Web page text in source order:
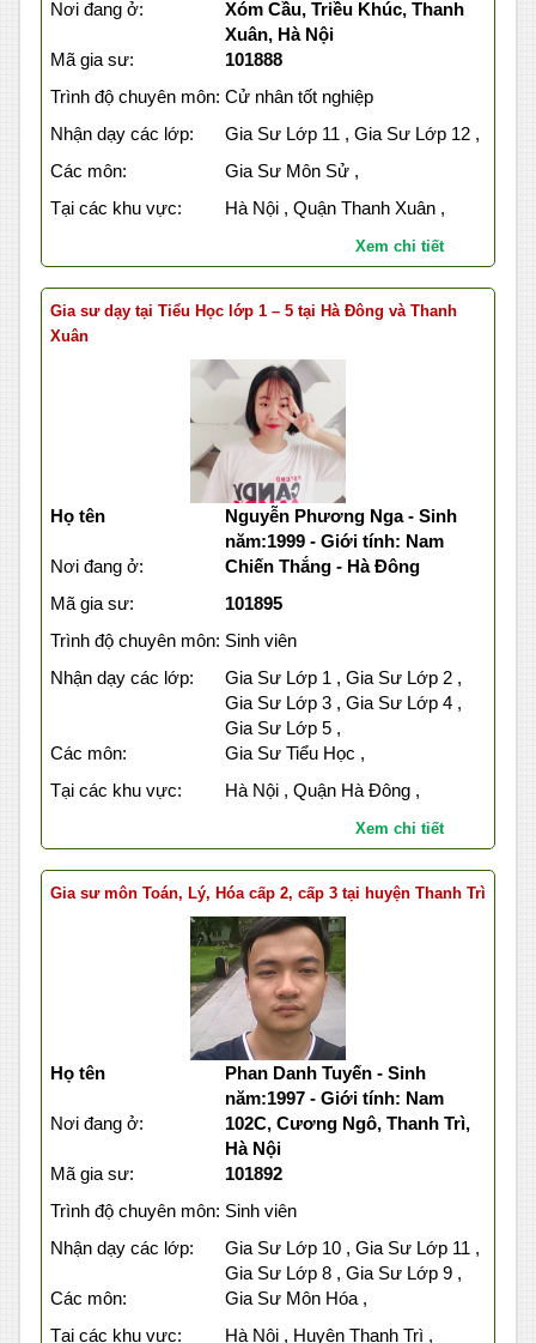
Nơi đang ở:
Xóm Cầu, Triều Khúc, Thanh
Xuân, Hà Nội
Mã gia sư:
101888
Trình độ chuyên môn: Cử nhân tốt nghiệp
Nhận dạy các lớp:
Gia Sư Lớp 11 , Gia Sư Lớp 12 ,
Các môn:
Gia Sư Môn Sử ,
Tại các khu vực:
Hà Nội , Quận Thanh Xuân ,
Xem chi tiết
Gia sư dạy tại Tiểu Học lớp 1 – 5 tại Hà Đông và Thanh
Xuân
Họ tên
Nguyễn Phương Nga - Sinh
năm:1999 - Giới tính: Nam
Nơi đang ở:
Chiến Thắng - Hà Đông
Mã gia sư:
101895
Trình độ chuyên môn: Sinh viên
Nhận dạy các lớp:
Gia Sư Lớp 1 , Gia Sư Lớp 2 ,
Gia Sư Lớp 3 , Gia Sư Lớp 4 ,
Gia Sư Lớp 5 ,
Các môn:
Gia Sư Tiểu Học ,
Tại các khu vực:
Hà Nội , Quận Hà Đông ,
Xem chi tiết
Gia sư môn Toán, Lý, Hóa cấp 2, cấp 3 tại huyện Thanh Trì
Họ tên
Phan Danh Tuyến - Sinh
năm:1997 - Giới tính: Nam
Nơi đang ở:
102C, Cương Ngô, Thanh Trì,
Hà Nội
Mã gia sư:
101892
Trình độ chuyên môn: Sinh viên
Nhận dạy các lớp:
Gia Sư Lớp 10 , Gia Sư Lớp 11 ,
Gia Sư Lớp 8 , Gia Sư Lớp 9 ,
Các môn:
Gia Sư Môn Hóa ,
Tại các khu vực:
Hà Nội , Huyện Thanh Trì ,